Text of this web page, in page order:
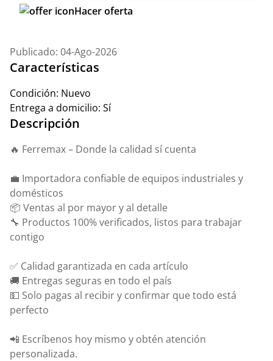
Hacer oferta
Publicado: 04-Ago-2026
Características
Condición: Nuevo
Entrega a domicilio: Sí
Descripción
🔥 Ferremax – Donde la calidad sí cuenta
💼 Importadora confiable de equipos industriales y
domésticos
📦 Ventas al por mayor y al detalle
🔧 Productos 100% verificados, listos para trabajar
contigo
✅ Calidad garantizada en cada artículo
🚚 Entregas seguras en todo el país
💵 Solo pagas al recibir y confirmar que todo está
perfecto
📲 Escríbenos hoy mismo y obtén atención
personalizada.